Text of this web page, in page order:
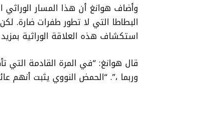
وأضاف هوانغ أن هذا المسار الوراثي
البطاطا التي لا تطور طفرات ضارة.
استكشاف هذه العلاقة الوراثية
قال هوانغ: “في المرة القادمة التي
وربما ،”. “الحمض النووي يثبت أنهم